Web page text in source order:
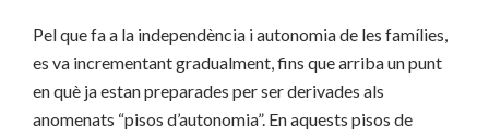
Pel que fa a la independència i autonomia de les famílies,
es va incrementant gradualment, fins que arriba un punt
en què ja estan preparades per ser derivades als
anomenats “pisos d’autonomia”. En aquests pisos de